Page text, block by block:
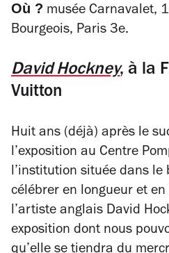
Où ? musée Carnavalet,
Bourgeois, Paris 3e.
David Hockney, à la
Vuitton
Huit ans (déjà) après le
l’exposition au Centre
l’institution située dans le
célébrer en longueur et
l’artiste anglais David
exposition dont nous
qu’elle se tiendra du